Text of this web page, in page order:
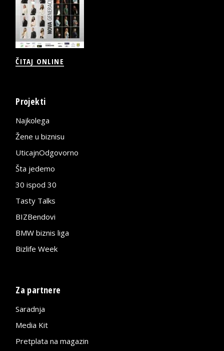
ČITAJ ONLINE
Projekti
Najkolega
Žene u biznisu
UticajnOdgovorno
Šta jedemo
30 ispod 30
Tasty Talks
BIZBendovi
BMW biznis liga
Bizlife Week
Za partnere
Saradnja
Media Kit
Pretplata na magazin